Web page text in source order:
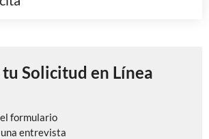
tu Solicitud en Línea
formulario
entrevista